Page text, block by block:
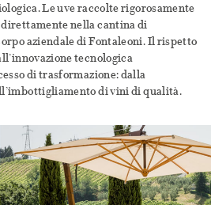
Le uve raccolte rigorosamente
nella cantina di
aziendale di Fontaleoni. Il rispetto
tecnologica
di trasformazione: dalla
di vini di qualità.